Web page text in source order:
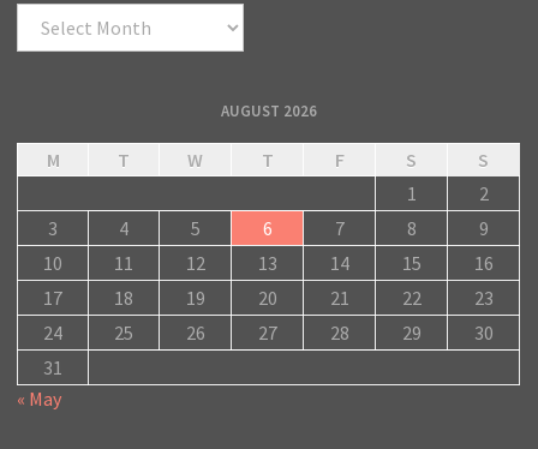
Archives
AUGUST 2026
M T W T F S
S
1
2
3
4 5 6 7 8
9
10
11 12 13 14 15
16
17
18 19 20 21 22
23
24
25 26 27 28 29
30
31
« May